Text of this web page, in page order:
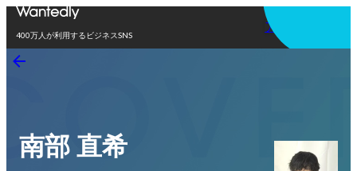
400万人が利用するビジネスSNS
アプリを使う
南部 直希